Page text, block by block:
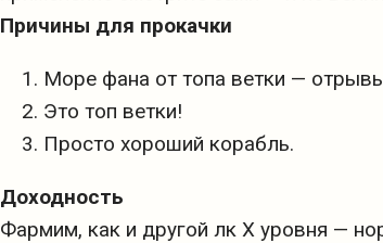
Причины для прокачки
Море фана от топа ветки —
Это топ ветки!
Просто хороший корабль.
Доходность
Фармим, как и другой лк Х уровня —